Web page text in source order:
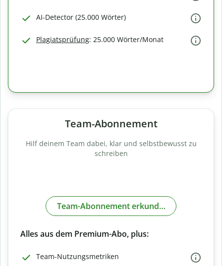
AI-Detector (25.000 Wörter)
Plagiatsprüfung: 25.000 Wörter/Monat
Team-Abonnement
Hilf deinem Team dabei, klar und selbstbewusst zu
schreiben
Team-Abonnement erkunden
Alles aus dem Premium-Abo, plus:
Team-Nutzungsmetriken